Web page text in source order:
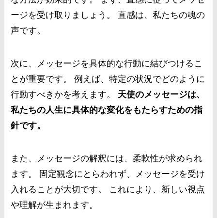
ージを受け取りましょう。 直感は、私たちの魂の
声です。
次に、メッセージを具体的な行動に結びつけるこ
とが重要です。 例えば、特定の状況でどのように
行動すべきかを考えます。 天使のメッセージは、
私たちの人生に具体的な変化をもたらすための指
針です。
また、メッセージの解釈には、柔軟性が求められ
ます。 固定観念にとらわれず、メッセージを受け
入れることが大切です。 これにより、新しい視点
や理解が生まれます。